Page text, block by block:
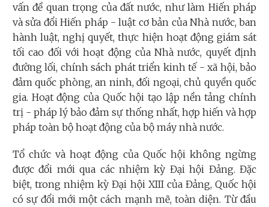
vấn đề quan trọng của đất nước, như làm Hiến pháp
và sửa đổi Hiến pháp - luật cơ bản của Nhà nước, ban
hành luật, nghị quyết, thực hiện hoạt động giám sát
tối cao đối với hoạt động của Nhà nước, quyết định
đường lối, chính sách phát triển kinh tế - xã hội, bảo
đảm quốc phòng, an ninh, đối ngoại, chủ quyền quốc
gia. Hoạt động của Quốc hội tạo lập nền tảng chính
trị - pháp lý bảo đảm sự thống nhất, hợp hiến và hợp
pháp toàn bộ hoạt động của bộ máy nhà nước.
Tổ chức và hoạt động của Quốc hội không ngừng
được đổi mới qua các nhiệm kỳ Đại hội Đảng. Đặc
biệt, trong nhiệm kỳ Đại hội XIII của Đảng, Quốc hội
có sự đổi mới một cách mạnh mẽ, toàn diện. Từ đầu